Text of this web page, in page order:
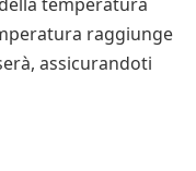
raggiunge
assicurandoti